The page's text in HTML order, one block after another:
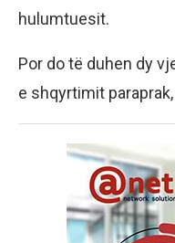
hulumtuesit.
Por do të duhen dy
e shqyrtimit